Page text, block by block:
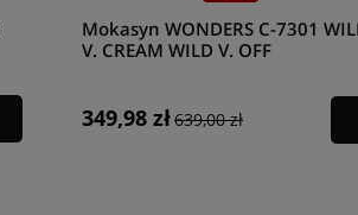
Mokasyn WONDERS C-7301
V. CREAM WILD V. OFF
349,98 zł639,00 zł